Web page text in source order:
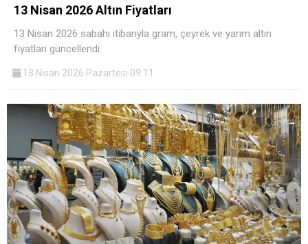
13 Nisan 2026 Altın Fiyatları
13 Nisan 2026 sabahı itibarıyla gram, çeyrek ve yarım altın
fiyatları güncellendi.
13 Nisan 2026 Pazartesi 09:11